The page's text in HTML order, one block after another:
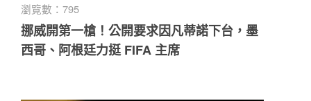
瀏覽數：795
挪威開第一槍！公開要求因凡蒂諾下台，墨
西哥、阿根廷力挺 FIFA 主席